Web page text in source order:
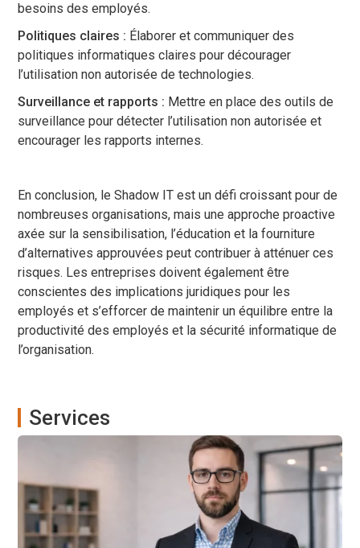
besoins des employés.
Politiques claires : Élaborer et communiquer des
politiques informatiques claires pour décourager
l’utilisation non autorisée de technologies.
Surveillance et rapports : Mettre en place des outils de
surveillance pour détecter l’utilisation non autorisée et
encourager les rapports internes.
En conclusion, le Shadow IT est un défi croissant pour de
nombreuses organisations, mais une approche proactive
axée sur la sensibilisation, l’éducation et la fourniture
d’alternatives approuvées peut contribuer à atténuer ces
risques. Les entreprises doivent également être
conscientes des implications juridiques pour les
employés et s’efforcer de maintenir un équilibre entre la
productivité des employés et la sécurité informatique de
l’organisation.
Services